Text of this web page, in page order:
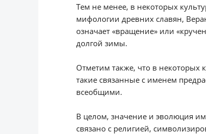
Тем не менее, в некоторых
мифологии древних славян,
означает «вращение» или
долгой зимы.
Отметим также, что в некоторых
такие связанные с именем
всеобщими.
В целом, значение и эволюция
связано с религией,